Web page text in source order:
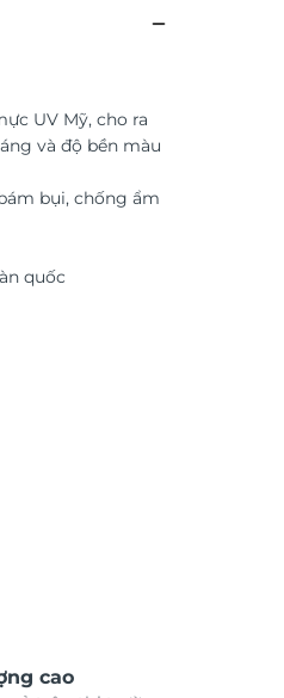
UV Mỹ, cho ra
và độ bền màu
bụi, chống ẩm
quốc
cao